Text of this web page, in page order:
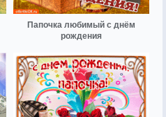
Папочка любимый с днём
рождения